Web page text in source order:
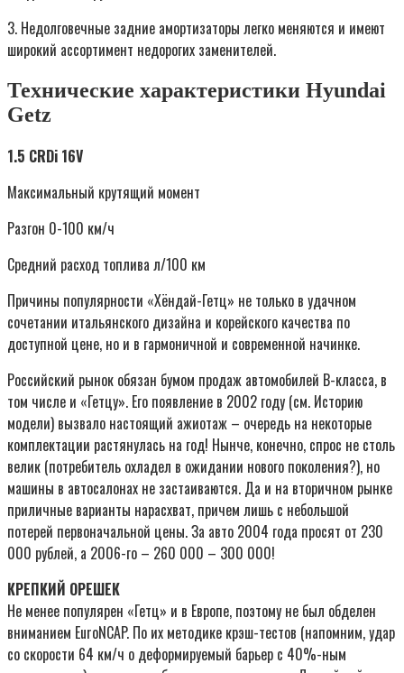
3. Недолговечные задние амортизаторы легко меняются и имеют
широкий ассортимент недорогих заменителей.
Технические характеристики Hyundai
Getz
1.5 CRDi 16V
Максимальный крутящий момент
Разгон 0-100 км/ч
Средний расход топлива л/100 км
Причины популярности «Хёндай-Гетц» не только в удачном
сочетании итальянского дизайна и корейского качества по
доступной цене, но и в гармоничной и современной начинке.
Российский рынок обязан бумом продаж автомобилей В-класса, в
том числе и «Гетцу». Его появление в 2002 году (см. Историю
модели) вызвало настоящий ажиотаж – очередь на некоторые
комплектации растянулась на год! Нынче, конечно, спрос не столь
велик (потребитель охладел в ожидании нового поколения?), но
машины в автосалонах не застаиваются. Да и на вторичном рынке
приличные варианты нарасхват, причем лишь с небольшой
потерей первоначальной цены. За авто 2004 года просят от 230
000 рублей, а 2006-го – 260 000 – 300 000!
КРЕПКИЙ ОРЕШЕК
Не менее популярен «Гетц» и в Европе, поэтому не был обделен
вниманием EuroNCAP. По их методике крэш-тестов (напомним, удар
со скорости 64 км/ч о деформируемый барьер с 40%-ным